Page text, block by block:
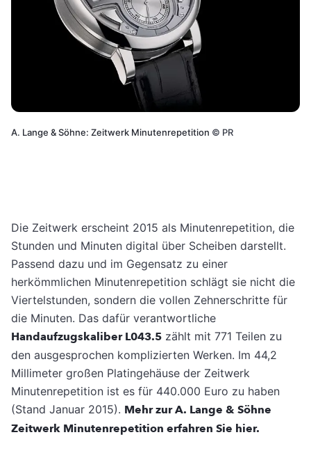
A. Lange & Söhne: Zeitwerk Minutenrepetition © PR
Die Zeitwerk erscheint 2015 als Minutenrepetition, die
Stunden und Minuten digital über Scheiben darstellt.
Passend dazu und im Gegensatz zu einer
herkömmlichen Minutenrepetition schlägt sie nicht die
Viertelstunden, sondern die vollen Zehnerschritte für
die Minuten. Das dafür verantwortliche
Handaufzugskaliber L043.5 zählt mit 771 Teilen zu
den ausgesprochen komplizierten Werken. Im 44,2
Millimeter großen Platingehäuse der Zeitwerk
Minutenrepetition ist es für 440.000 Euro zu haben
(Stand Januar 2015). Mehr zur A. Lange & Söhne
Zeitwerk Minutenrepetition erfahren Sie hier.